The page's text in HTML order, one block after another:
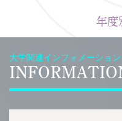
年度
大学関連インフォメーション